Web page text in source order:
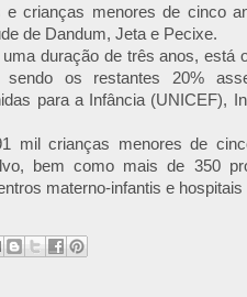
e crianças menores de cinco
de Dandum, Jeta e Pecixe.
duração de três anos, está
os restantes 20%
para a Infância (UNICEF),
mil crianças menores de
bem como mais de 350
materno-infantis e hospitais